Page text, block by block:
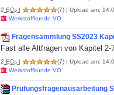
2 ECs | (7) | Upload am:
Werkstoffkunde VO
Fragensammlung SS2023
Fast alle Altfragen von Kapitel
2 ECs | (7) | Upload am:
Werkstoffkunde VO
Prüfungsfragenausarbeitung